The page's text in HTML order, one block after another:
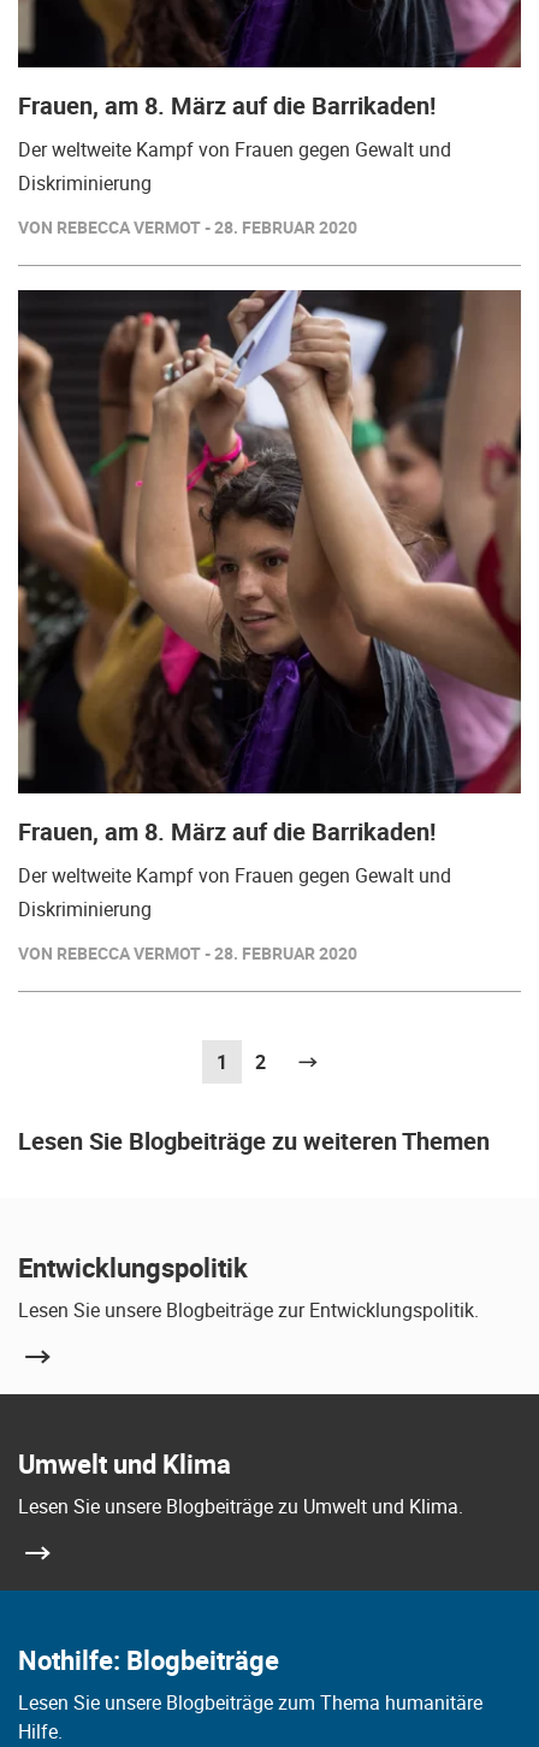
Frauen, am 8. März auf die Barrikaden!
Der weltweite Kampf von Frauen gegen Gewalt und
Diskriminierung
VON REBECCA VERMOT - 28. FEBRUAR 2020
Frauen, am 8. März auf die Barrikaden!
Der weltweite Kampf von Frauen gegen Gewalt und
Diskriminierung
VON REBECCA VERMOT - 28. FEBRUAR 2020
1 (aktuell)
2
Lesen Sie Blogbeiträge zu weiteren Themen
Entwicklungspolitik
Lesen Sie unsere Blogbeiträge zur Entwicklungspolitik.
Umwelt und Klima
Lesen Sie unsere Blogbeiträge zu Umwelt und Klima.
Nothilfe: Blogbeiträge
Lesen Sie unsere Blogbeiträge zum Thema humanitäre
Hilfe.